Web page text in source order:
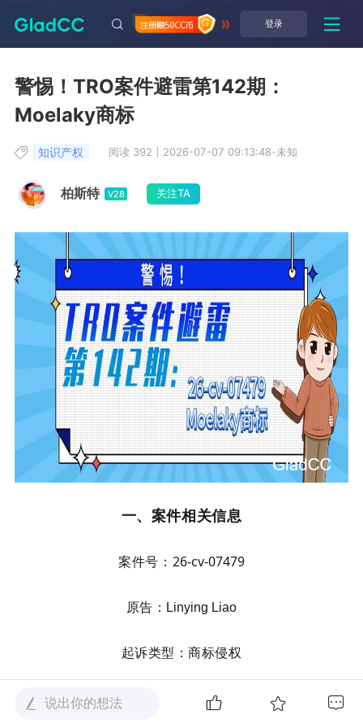
登录
警惕！TRO案件避雷第142期：
Moelaky商标
柏斯特 V28 关注TA
知识产权 阅读 392 2026-07-07 09:13:48·未知
一、案件相关信息
案件号： 26-cv-07479
原告： Linying Liao
起诉类型：商标侵权
起诉时间： 2026年6月26日
说出你的想法